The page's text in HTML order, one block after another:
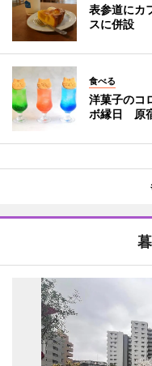
表参道に
スに併設
食べる
洋菓子のコ
ボ縁日 原